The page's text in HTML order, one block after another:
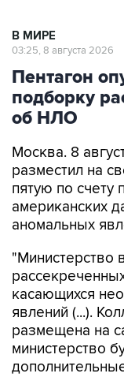
В МИРЕ
03:25, 8 августа 2026
Пентагон
подборку
об НЛО
Москва. 8
разместил на
пятую по счету
американских
аномальных
"Министерство
касающихся
явлений (...).
размещена на
министерство